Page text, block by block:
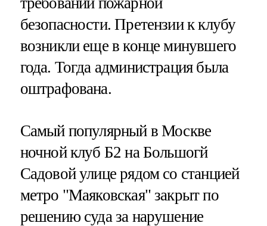
безопасности. Претензии к клубу
возникли еще в конце минувшего
года. Тогда администрация была
оштрафована.
Самый популярный в Москве
ночной клуб Б2 на Большогй
Садовой улице рядом со станцией
метро "Маяковская" закрыт по
решению суда за нарушение